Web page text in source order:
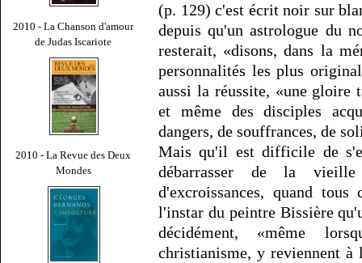
2010 - La Chanson d'amour
de Judas Iscariote
2010 - La Revue des Deux
Mondes
(p. 129) c'est écrit noir sur
depuis qu'un astrologue du
resterait, «disons, dans la
personnalités les plus
aussi la réussite, «une gloire
et même des disciples
dangers, de souffrances, de
Mais qu'il est difficile de
débarrasser de la
d'excroissances, quand
l'instar du peintre Bissière
décidément, «même
christianisme, y reviennent